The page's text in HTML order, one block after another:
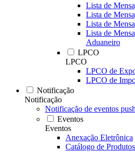
Lista de
Lista de
Lista de
Lista de
Aduaneiro
LPCO
LPCO
LPCO de
LPCO de
Notificação
Notificação
Notificação de eventos push
Eventos
Eventos
Anexação Eletrônica
Catálogo de Produtos